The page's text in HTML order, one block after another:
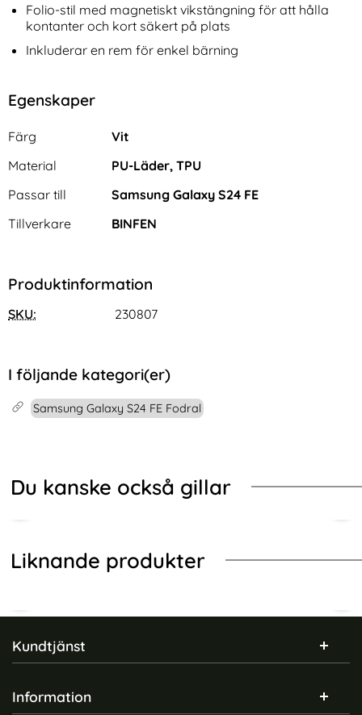
Folio-stil med magnetiskt vikstängning för att hålla
kontanter och kort säkert på plats
Inkluderar en rem för enkel bärning
Egenskaper
Egenskaper/attribut för denna produkt
Attribut
Färg
Vit
Material
PU-Läder, TPU
Passar till
Samsung Galaxy S24 FE
Tillverkare
BINFEN
Produktinformation
SKU: 230807
I följande kategori(er)
Samsung Galaxy S24 FE Fodral
Du kanske också gillar
Liknande produkter
Sidfot Blandad info och länkar
Kundtjänst
Information